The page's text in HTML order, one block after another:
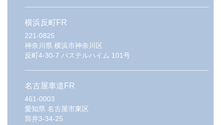
横浜反町FR
221-0825
神奈川県 横浜市神奈川区
反町4-30-7 パステルハイム 101号
名古屋車道FR
461-0003
愛知県 名古屋市東区
筒井3-34-25